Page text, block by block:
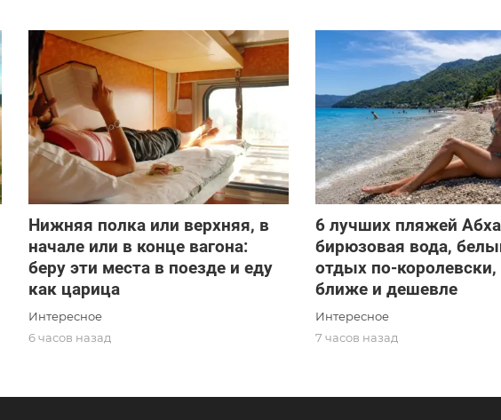
Нижняя полка или верхняя, в
начале или в конце вагона:
беру эти места в поезде и еду
как царица
Интересное
6 часов назад
6 лучших пляжей
бирюзовая вода,
отдых по-королевски,
ближе и дешевле
Интересное
7 часов назад